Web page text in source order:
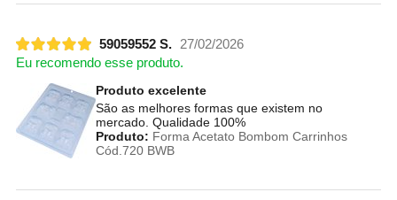
59059552 S.
27/02/2026
Eu recomendo esse produto.
Produto excelente
São as melhores formas que existem no
mercado. Qualidade 100%
Produto: Forma Acetato Bombom Carrinhos
Cód.720 BWB